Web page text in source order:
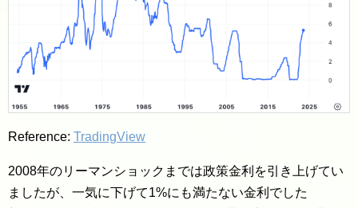
Reference: TradingView
2008年のリーマンショックまでは政策金利を引き上げてい
ましたが、一気に下げて1%にも満たない金利でした